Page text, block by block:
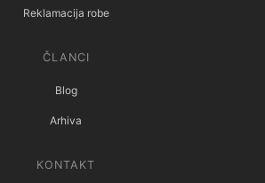
Reklamacija robe
ČLANCI
Blog
Arhiva
KONTAKT